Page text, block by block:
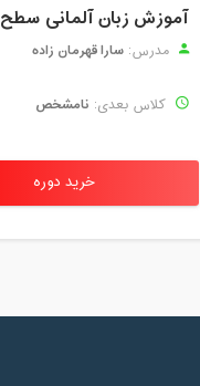
آموزش زبان آلمانی سطح a1_1
مدرس: سارا قهرمان زاده
کلاس بعدی: نامشخص
خرید دوره